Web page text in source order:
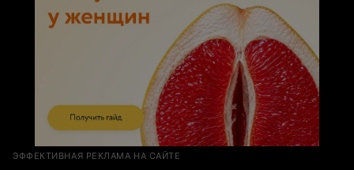
ЭФФЕКТИВНАЯ РЕКЛАМА НА САЙТЕ